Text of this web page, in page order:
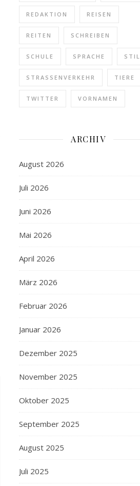
REDAKTION REISEN
REITEN SCHREIBEN
SCHULE SPRACHE STIL
STRASSENVERKEHR TIERE
TWITTER VORNAMEN
ARCHIV
August 2026
Juli 2026
Juni 2026
Mai 2026
April 2026
März 2026
Februar 2026
Januar 2026
Dezember 2025
November 2025
Oktober 2025
September 2025
August 2025
Juli 2025